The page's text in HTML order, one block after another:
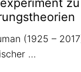
zu
(1925 –
…